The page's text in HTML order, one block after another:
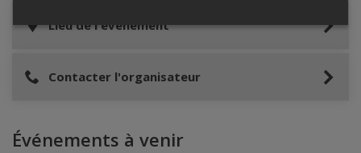
Lieu de l'événement
Contacter l'organisateur
Événements à venir